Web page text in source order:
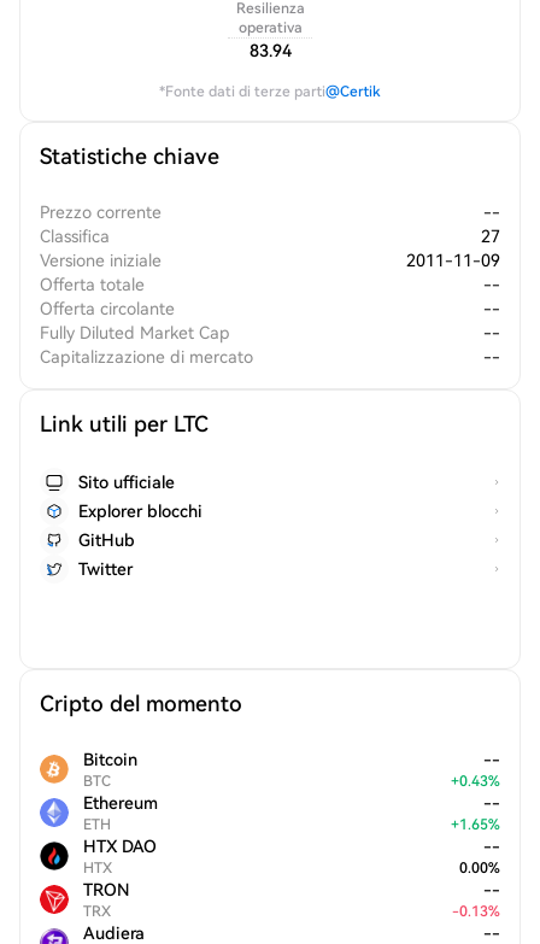
Resilienza
operativa
83.94
*Fonte dati di terze parti@Certik
Statistiche chiave
Prezzo corrente
--
Classifica
27
Versione iniziale
2011-11-09
Offerta totale
--
Offerta circolante
--
Fully Diluted Market Cap
--
Capitalizzazione di mercato
--
Link utili per LTC
Sito ufficiale
Explorer blocchi
GitHub
Twitter
Cripto del momento
Bitcoin
BTC
--
+0.43%
Ethereum
ETH
--
+1.65%
HTX DAO
HTX
--
0.00%
TRON
TRX
--
-0.13%
Audiera --